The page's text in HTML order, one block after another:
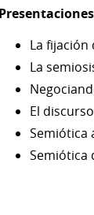
Presentaciones
La fijación
La
El
Semiótica
Semiótica